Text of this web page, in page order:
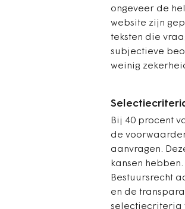
ongeveer de
website zijn
teksten die
subjectieve
weinig
Bij 40 procent
de
aanvragen.
kansen hebben.
Bestuursrecht
en de
selectiecriteria